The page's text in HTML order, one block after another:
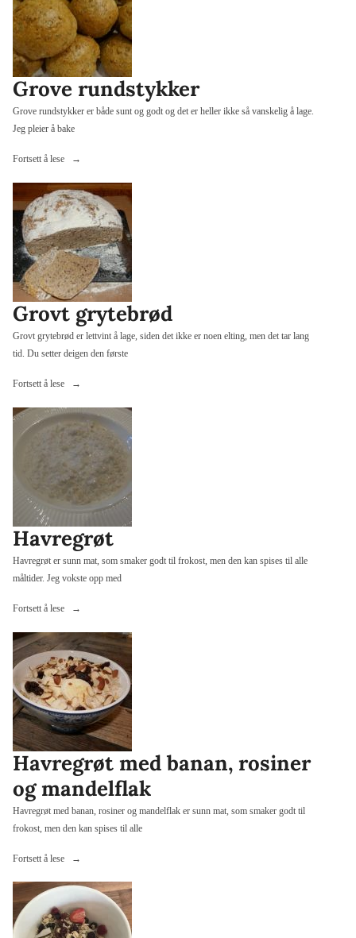
Grove rundstykker
Grove rundstykker er både sunt og godt og det er heller ikke så vanskelig å lage.
Jeg pleier å bake
Fortsett å lese
«Grove
Grovt grytebrød
Grovt grytebrød er lettvint å lage, siden det ikke er noen elting, men det tar lang
tid. Du setter deigen den første
Fortsett å lese
«Grovt
Havregrøt
Havregrøt er sunn mat, som smaker godt til frokost, men den kan spises til alle
måltider. Jeg vokste opp med
Fortsett å lese «Havregrøt»
Havregrøt med banan, rosiner
og mandelflak
Havregrøt med banan, rosiner og mandelflak er sunn mat, som smaker godt til
frokost, men den kan spises til alle
Fortsett å lese
«Havregrøt
banan,
rosiner
og